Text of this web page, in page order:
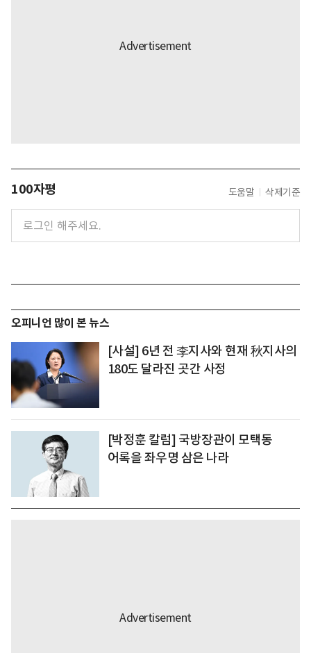
100자평 도움말 삭제기준
오피니언 많이 본 뉴스
[사설] 6년 전 李지사와 현재 秋지사의
180도 달라진 곳간 사정
[박정훈 칼럼] 국방장관이 모택동
어록을 좌우명 삼은 나라